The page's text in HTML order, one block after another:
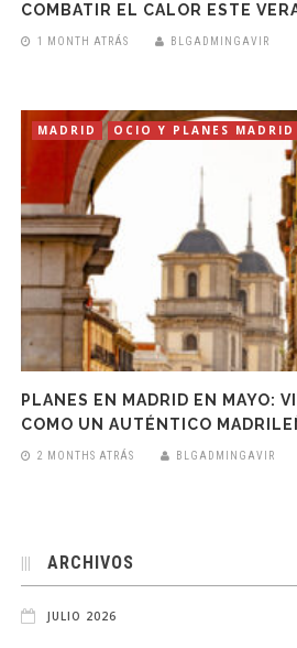
COMBATIR EL CALOR ESTE
1 MONTH ATRÁS BLGADMINGAVIR
MADRID OCIO Y PLANES MADRID
PLANES EN MADRID EN MAYO:
COMO UN AUTÉNTICO
2 MONTHS ATRÁS BLGADMINGAVIR
ARCHIVOS
JULIO 2026